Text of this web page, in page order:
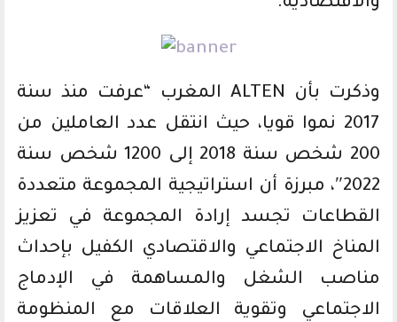
والاقتصادية.
وذكرت بأن ALTEN المغرب “عرفت منذ سنة
2017 نموا قويا، حيث انتقل عدد العاملين من
200 شخص سنة 2018 إلى 1200 شخص سنة
2022″، مبرزة أن استراتيجية المجموعة متعددة
القطاعات تجسد إرادة المجموعة في تعزيز
المناخ الاجتماعي والاقتصادي الكفيل بإحداث
مناصب الشغل والمساهمة في الإدماج
الاجتماعي وتقوية العلاقات مع المنظومة